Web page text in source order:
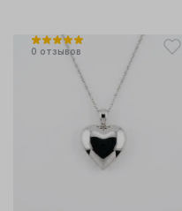
0 отзывов